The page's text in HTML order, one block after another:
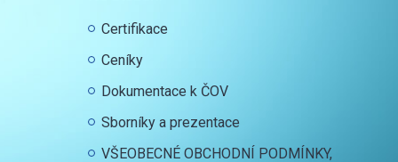
Certifikace
Ceníky
Dokumentace k ČOV
Sborníky a prezentace
VŠEOBECNÉ OBCHODNÍ PODMÍNKY,